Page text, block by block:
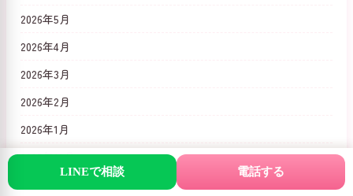
LINEで相談 電話する
2026年5月
2026年4月
2026年3月
2026年2月
2026年1月
2025年12月